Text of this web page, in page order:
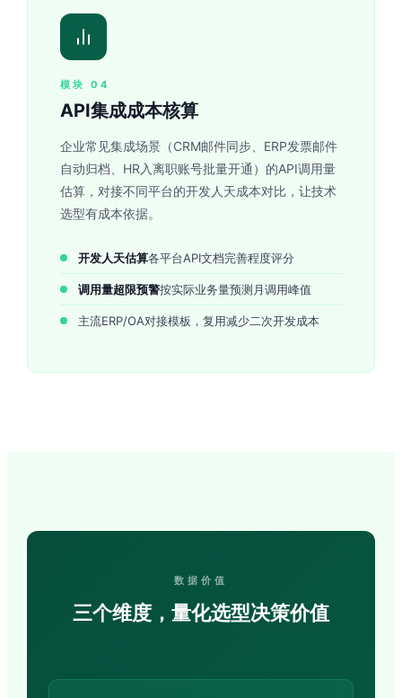
模块 04
API集成成本核算
企业常见集成场景（CRM邮件同步、ERP发票邮件
自动归档、HR入离职账号批量开通）的API调用量
估算，对接不同平台的开发人天成本对比，让技术
选型有成本依据。
开发人天估算各平台API文档完善程度评分
调用量超限预警按实际业务量预测月调用峰值
主流ERP/OA对接模板，复用减少二次开发成本
数据价值
三个维度，量化选型决策价值